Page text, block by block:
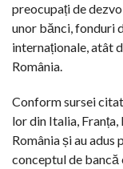
preocupați de
unor bănci, fonduri
internaționale, atât
România.
Conform sursei
lor din Italia,
România și au adus
conceptul de